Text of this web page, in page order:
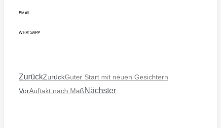
EMAIL
WHATSAPP
ZurückZurückGuter Start mit neuen Gesichtern
VorAuftakt nach MaßNächster